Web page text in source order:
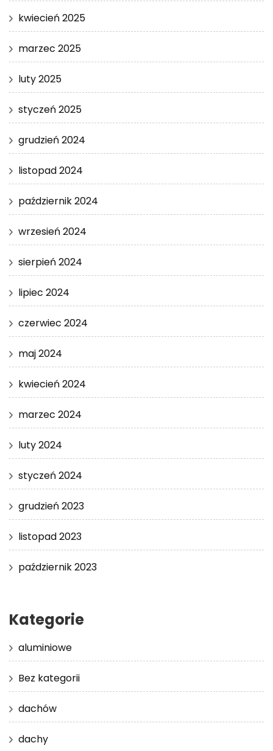
kwiecień 2025
marzec 2025
luty 2025
styczeń 2025
grudzień 2024
listopad 2024
październik 2024
wrzesień 2024
sierpień 2024
lipiec 2024
czerwiec 2024
maj 2024
kwiecień 2024
marzec 2024
luty 2024
styczeń 2024
grudzień 2023
listopad 2023
październik 2023
Kategorie
aluminiowe
Bez kategorii
dachów
dachy